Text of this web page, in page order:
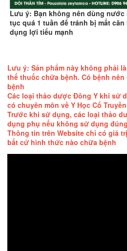
Lưu ý: Bạn không nên dùng
tục quá 1 tuần để tránh bị mất
dụng lợi tiểu mạnh
Lưu ý: Sản phẩm này không phải
thế thuốc chữa bệnh. Có bệnh
bệnh
Các loại thảo dược Đông Y khi sử
có chuyên môn về Y Học Cổ
Trước khi sử dụng, các loại thảo
dụng phụ nếu không sử dụng
Thông tin trên Website chỉ có giá
bất cứ hình thức nào chữa bệnh